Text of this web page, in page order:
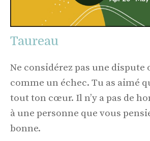
Taureau
Ne considérez pas une
comme un échec. Tu as aimé
tout ton cœur. Il n’y a pas de
à une personne que vous
bonne.